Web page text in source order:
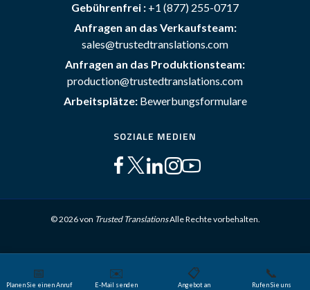
Gebührenfrei : +1 (877) 255-0717
Anfragen an das Verkaufsteam:
sales@trustedtranslations.com
Anfragen an das Produktionsteam:
production@trustedtranslations.com
Arbeitsplätze: Bewerbungsformulare
SOZIALE MEDIEN
© 2026 von Trusted TranslationsAlle Rechte vorbehalten.
Datenschutz-Richtlinie
📅
Planen Sie einen Anruf
✉️
E-Mail senden
📋
Angebot an
📞
Rufen Sie uns